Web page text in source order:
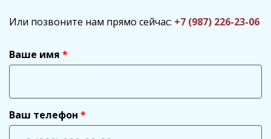
Или позвоните нам прямо сейчас: +7 (987) 226-23-06
Ваше имя
Ваш телефон